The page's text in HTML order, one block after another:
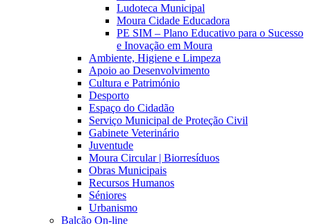
Ludoteca Municipal
Moura Cidade Educadora
PE SIM – Plano Educativo para o Sucesso
e Inovação em Moura
Ambiente, Higiene e Limpeza
Apoio ao Desenvolvimento
Cultura e Património
Desporto
Espaço do Cidadão
Serviço Municipal de Proteção Civil
Gabinete Veterinário
Juventude
Moura Circular | Biorresíduos
Obras Municipais
Recursos Humanos
Séniores
Urbanismo
Balcão On-line